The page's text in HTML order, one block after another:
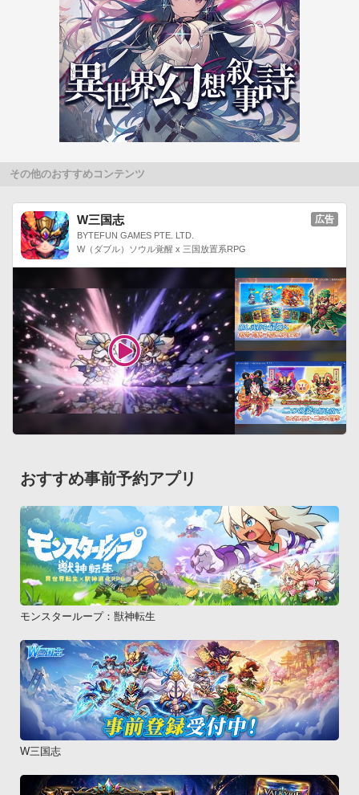
・with series P-01D
・Xperia PLAY SO-01D
・Xperia ray SO-03C
・P-07C
・AQUOS PHONE f SH-13C
・Xperia acro SO-02C
・GALAXY S II SC-02C
・AQUOS PHONE SH-12C
・REGZA Phone T-01C
・Xperia arc SO-01C
・MEDIAS N-04C
・Xperia SO-01B
・GALAXY S SC-02Bau・AQUOS PHONE IS14SH
・ARROWS Z ISW11F
・DIGNO ISW11K
・AQUOS PHONE IS13SH
・htc EVO 3D ISW12HT
・htc EVO WiMAX ISW11HT
・MIRACH IS11PT
・G&#39;zOne IS11CA
・AQUOS PHONE IS12SH
・XPERIA acro IS11S
・AQUOS PHONE IS11SH
・IS05
・REGZA Phone(IS04)
・IS03※IS03,IS05,IS11SH,IS12SH,INFOBAR
は、端末の機能として「通知音」とは別に「メール着信音」が
あり、本アプリでは「通知音」の変更のみ可能となっているた
め「メール着信音」には設定出来ません。
予めご了承下さいますようお願い申し上げます。SoftBank・
AQUOS PHONE 102SH
・008Z
・003P
その他のおすすめコンテンツ
W三国志
BYTEFUN GAMES PTE. LTD.
W（ダブル）ソウル覚醒 x 三国放置系RPG
広告
おすすめ事前予約アプリ
モンスターループ：獣神転生
W三国志